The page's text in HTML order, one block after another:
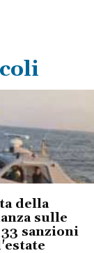
della
sulle
sanzioni